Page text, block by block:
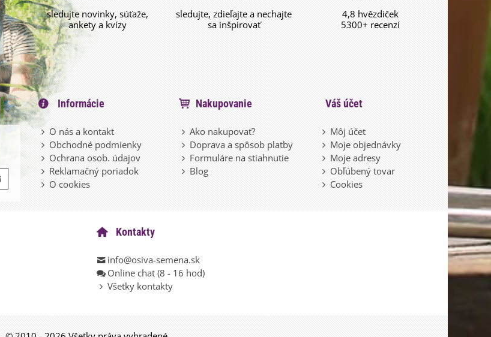
sledujte novinky, súťaže,
ankety a kvízy
sledujte, zdieľajte a nechajte
sa inšpirovať
4,8 hvězdiček
5300+ recenzí
Informácie
O nás a kontakt
Obchodné podmienky
Ochrana osob. údajov
Reklamačný poriadok
O cookies
Nakupovanie
Ako nakupovať?
Doprava a spôsob platby
Formuláre na stiahnutie
Blog
Váš účet
Môj účet
Moje objednávky
Moje adresy
Obľúbený tovar
Cookies
Kontakty
info@osiva-semena.sk
Online chat (8 - 16 hod)
Všetky kontakty